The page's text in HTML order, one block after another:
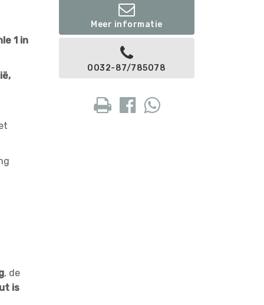
1 in
, de
is
Meer informatie
0032-87/785078